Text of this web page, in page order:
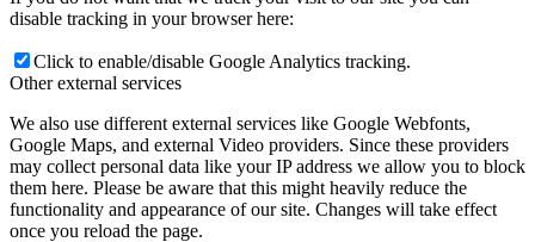
disable tracking in your browser here:
Click to enable/disable Google Analytics tracking.
Other external services
We also use different external services like Google Webfonts,
Google Maps, and external Video providers. Since these providers
may collect personal data like your IP address we allow you to block
them here. Please be aware that this might heavily reduce the
functionality and appearance of our site. Changes will take effect
once you reload the page.